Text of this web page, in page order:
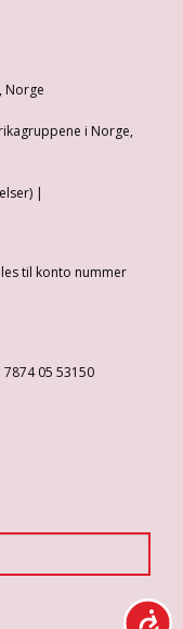
Norge
i Norge,
|
til konto nummer
7874 05 53150